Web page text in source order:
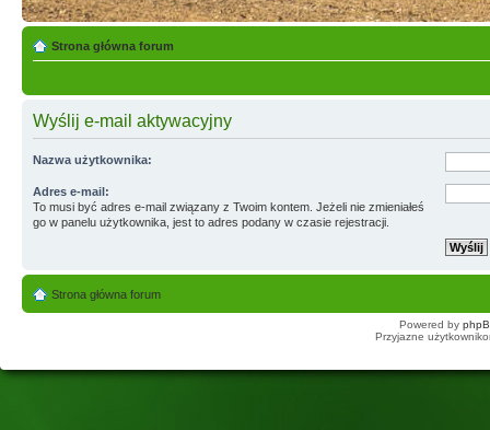
Strona główna forum
Wyślij e-mail aktywacyjny
Nazwa użytkownika:
Adres e-mail:
To musi być adres e-mail związany z Twoim kontem. Jeżeli nie zmieniałeś
go w panelu użytkownika, jest to adres podany w czasie rejestracji.
Strona główna forum
Powered by
Przyjazne